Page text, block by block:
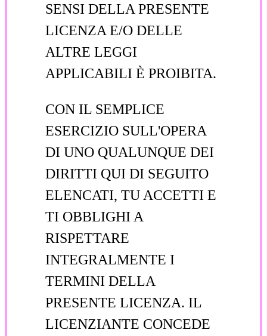
SENSI DELLA PRESENTE
LICENZA E/O DELLE
ALTRE LEGGI
APPLICABILI È PROIBITA.
CON IL SEMPLICE
ESERCIZIO SULL'OPERA
DI UNO QUALUNQUE DEI
DIRITTI QUI DI SEGUITO
ELENCATI, TU ACCETTI E
TI OBBLIGHI A
RISPETTARE
INTEGRALMENTE I
TERMINI DELLA
PRESENTE LICENZA. IL
LICENZIANTE CONCEDE